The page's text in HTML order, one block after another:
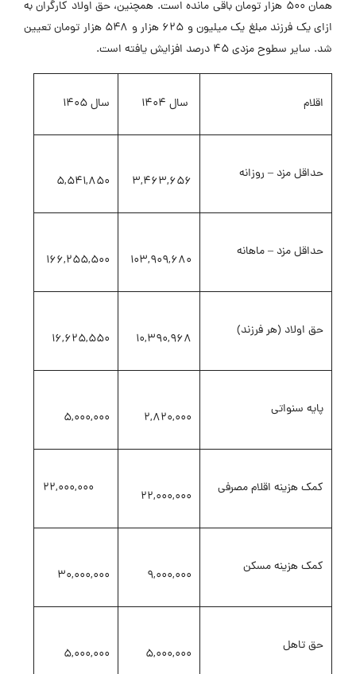
همان ۵۰۰ هزار تومان باقی مانده است. همچنین، حق اولاد کارگران به
ازای یک فرزند مبلغ یک میلیون و ۶۲۵ هزار و ۵۴۸ هزار تومان تعیین
شد. سایر سطوح مزدی ۴۵ درصد افزایش یافته است.
اقلام سال 1404 سال 1405
حداقل مزد – روزانه 3,463,656
5,541,850
حداقل مزد – ماهانه
103,909,680
166,255,500
حق اولاد (هر فرزند)
10,390,968
16,625,550
پایه سنواتی
2,820,000
5,000,000
کمک هزینه اقلام مصرفی
22,000,000
کمک هزینه مسکن
9,000,000
30,000,000
حق تاهل
5,000,000
5,000,000